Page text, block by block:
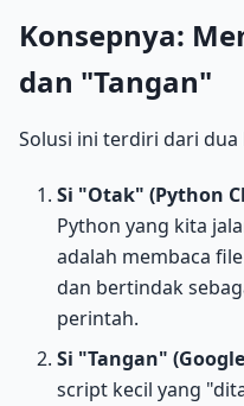
Konsepnya:
dan "Tangan"
Solusi ini terdiri dari dua
Si "Otak" (Python
Python yang kita
adalah membaca
dan bertindak
perintah.
Si "Tangan"
script kecil yang